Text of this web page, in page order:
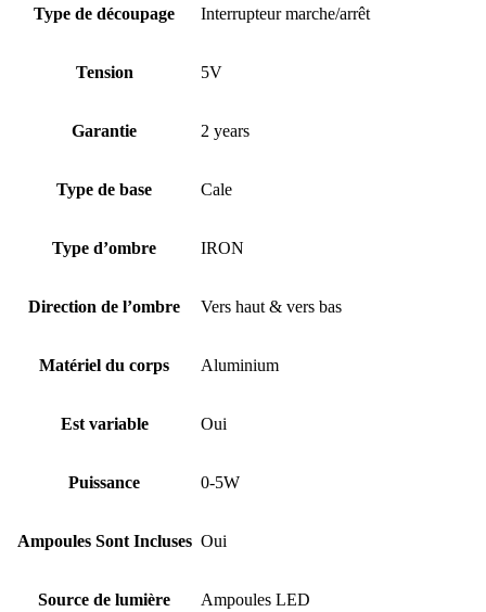
Type de découpage Interrupteur marche/arrêt
Tension 5V
Garantie 2 years
Type de base Cale
Type d’ombre IRON
Direction de l’ombre Vers haut & vers bas
Matériel du corps Aluminium
Est variable Oui
Puissance 0-5W
Ampoules Sont Incluses Oui
Source de lumière Ampoules LED